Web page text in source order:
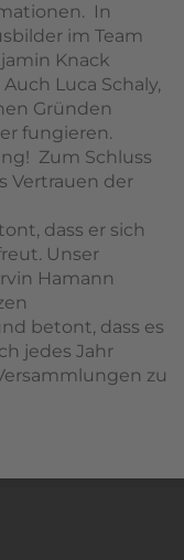
In
im Team
Knack
Luca Schaly,
Gründen
fungieren.
Zum Schluss
Vertrauen der
dass er sich
Unser
Hamann
betont, dass es
jedes Jahr
zu